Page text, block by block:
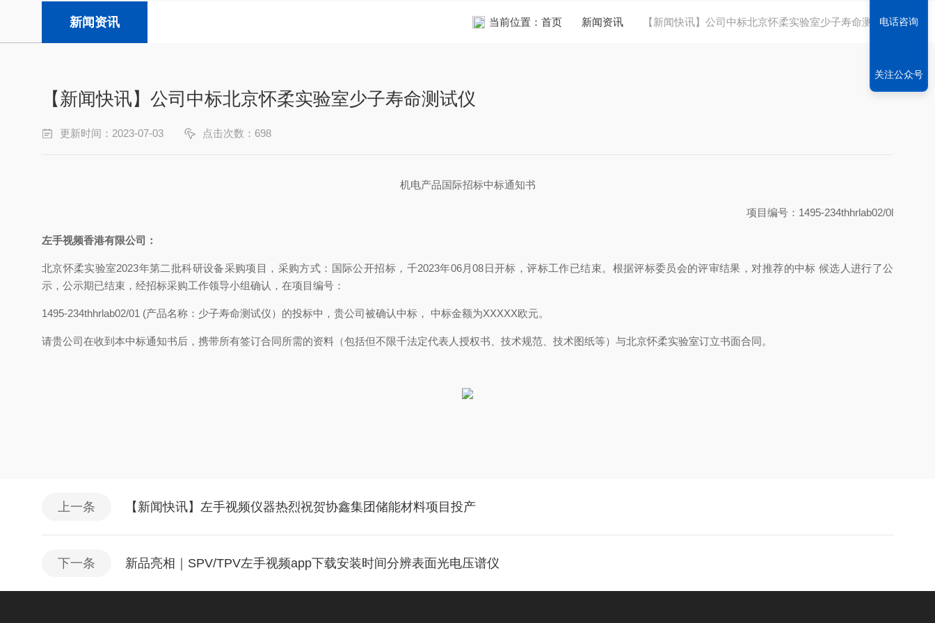
新闻资讯 当前位置： 首页 新闻资讯 【新闻快讯】公司中标北京怀柔实验室少子寿命测试仪
【新闻快讯】公司中标北京怀柔实验室少子寿命测试仪
更新时间：2023-07-03 点击次数：698
机电产品国际招标中标通知书
项目编号：1495-234thhrlab02/0l
左手视频香港有限公司：
北京怀柔实验室2023年第二批科研设备采购项目，采购方式：国际公开招标，千2023年06月08日开标，评标工作已结束。根据评标委员会的评审结果，对推荐的中标 候选人进行了公
示，公示期已结束，经招标采购工作领导小组确认，在项目编号：
1495-234thhrlab02/01 (产品名称：少子寿命测试仪）的投标中，贵公司被确认中标， 中标金额为XXXXX欧元。
请贵公司在收到本中标通知书后，携带所有签订合同所需的资料（包括但不限千法定代表人授权书、技术规范、技术图纸等）与北京怀柔实验室订立书面合同。
上一条 【新闻快讯】左手视频仪器热烈祝贺协鑫集团储能材料项目投产
下一条 新品亮相｜SPV/TPV左手视频app下载安装时间分辨表面光电压谱仪
电话咨询
关注公众号